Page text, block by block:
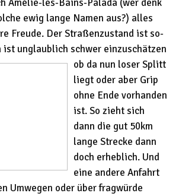
Amélie-les-Bains-Palada (wer denk
ewig lange Namen aus?) alles
Freude. Der Straßenzustand ist so-
ist unglaublich schwer einzuschätzen
ob da nun loser Splitt
liegt oder aber Grip
ohne Ende vorhanden
ist. So zieht sich
dann die gut 50km
lange Strecke dann
doch erheblich. Und
eine andere Anfahrt
Umwegen oder über fragwürde